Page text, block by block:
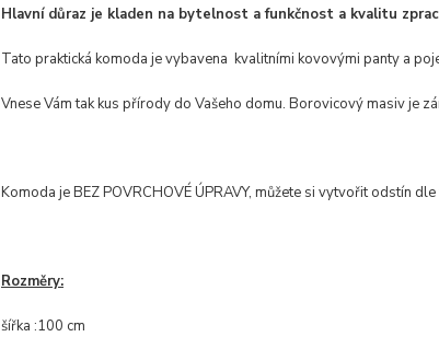
Hlavní důraz je kladen na bytelnost a funkčnost a kvalitu
Tato praktická komoda je vybavena kvalitními kovovými panty a
Vnese Vám tak kus přírody do Vašeho domu. Borovicový masiv je
Komoda je BEZ POVRCHOVÉ ÚPRAVY, můžete si vytvořit odstín
Rozměry:
šířka :100 cm